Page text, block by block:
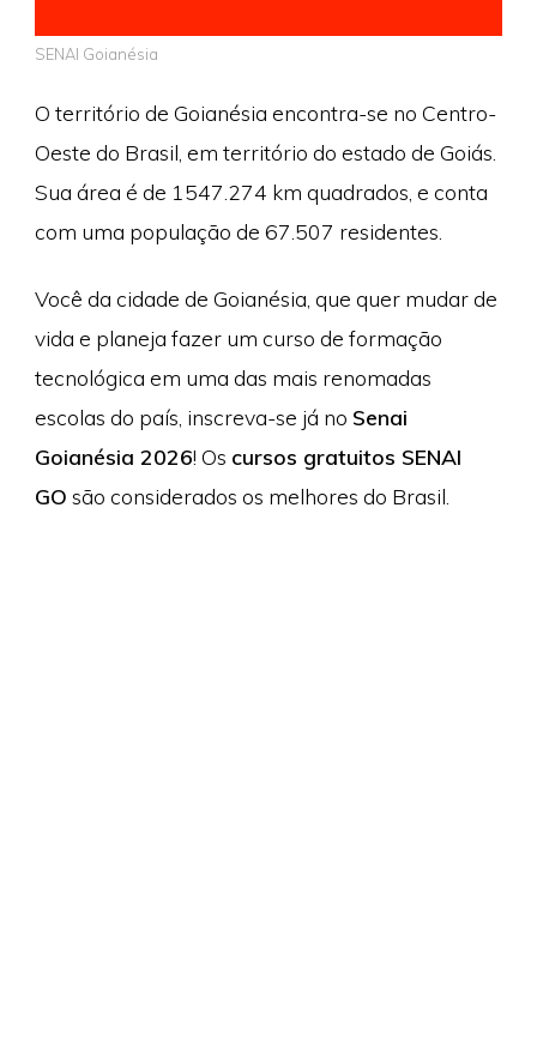
SENAI Goianésia
O território de Goianésia encontra-se no Centro-
Oeste do Brasil, em território do estado de Goiás.
Sua área é de 1547.274 km quadrados, e conta
com uma população de 67.507 residentes.
Você da cidade de Goianésia, que quer mudar de
vida e planeja fazer um curso de formação
tecnológica em uma das mais renomadas
escolas do país, inscreva-se já no Senai
Goianésia 2026! Os cursos gratuitos SENAI
GO são considerados os melhores do Brasil.